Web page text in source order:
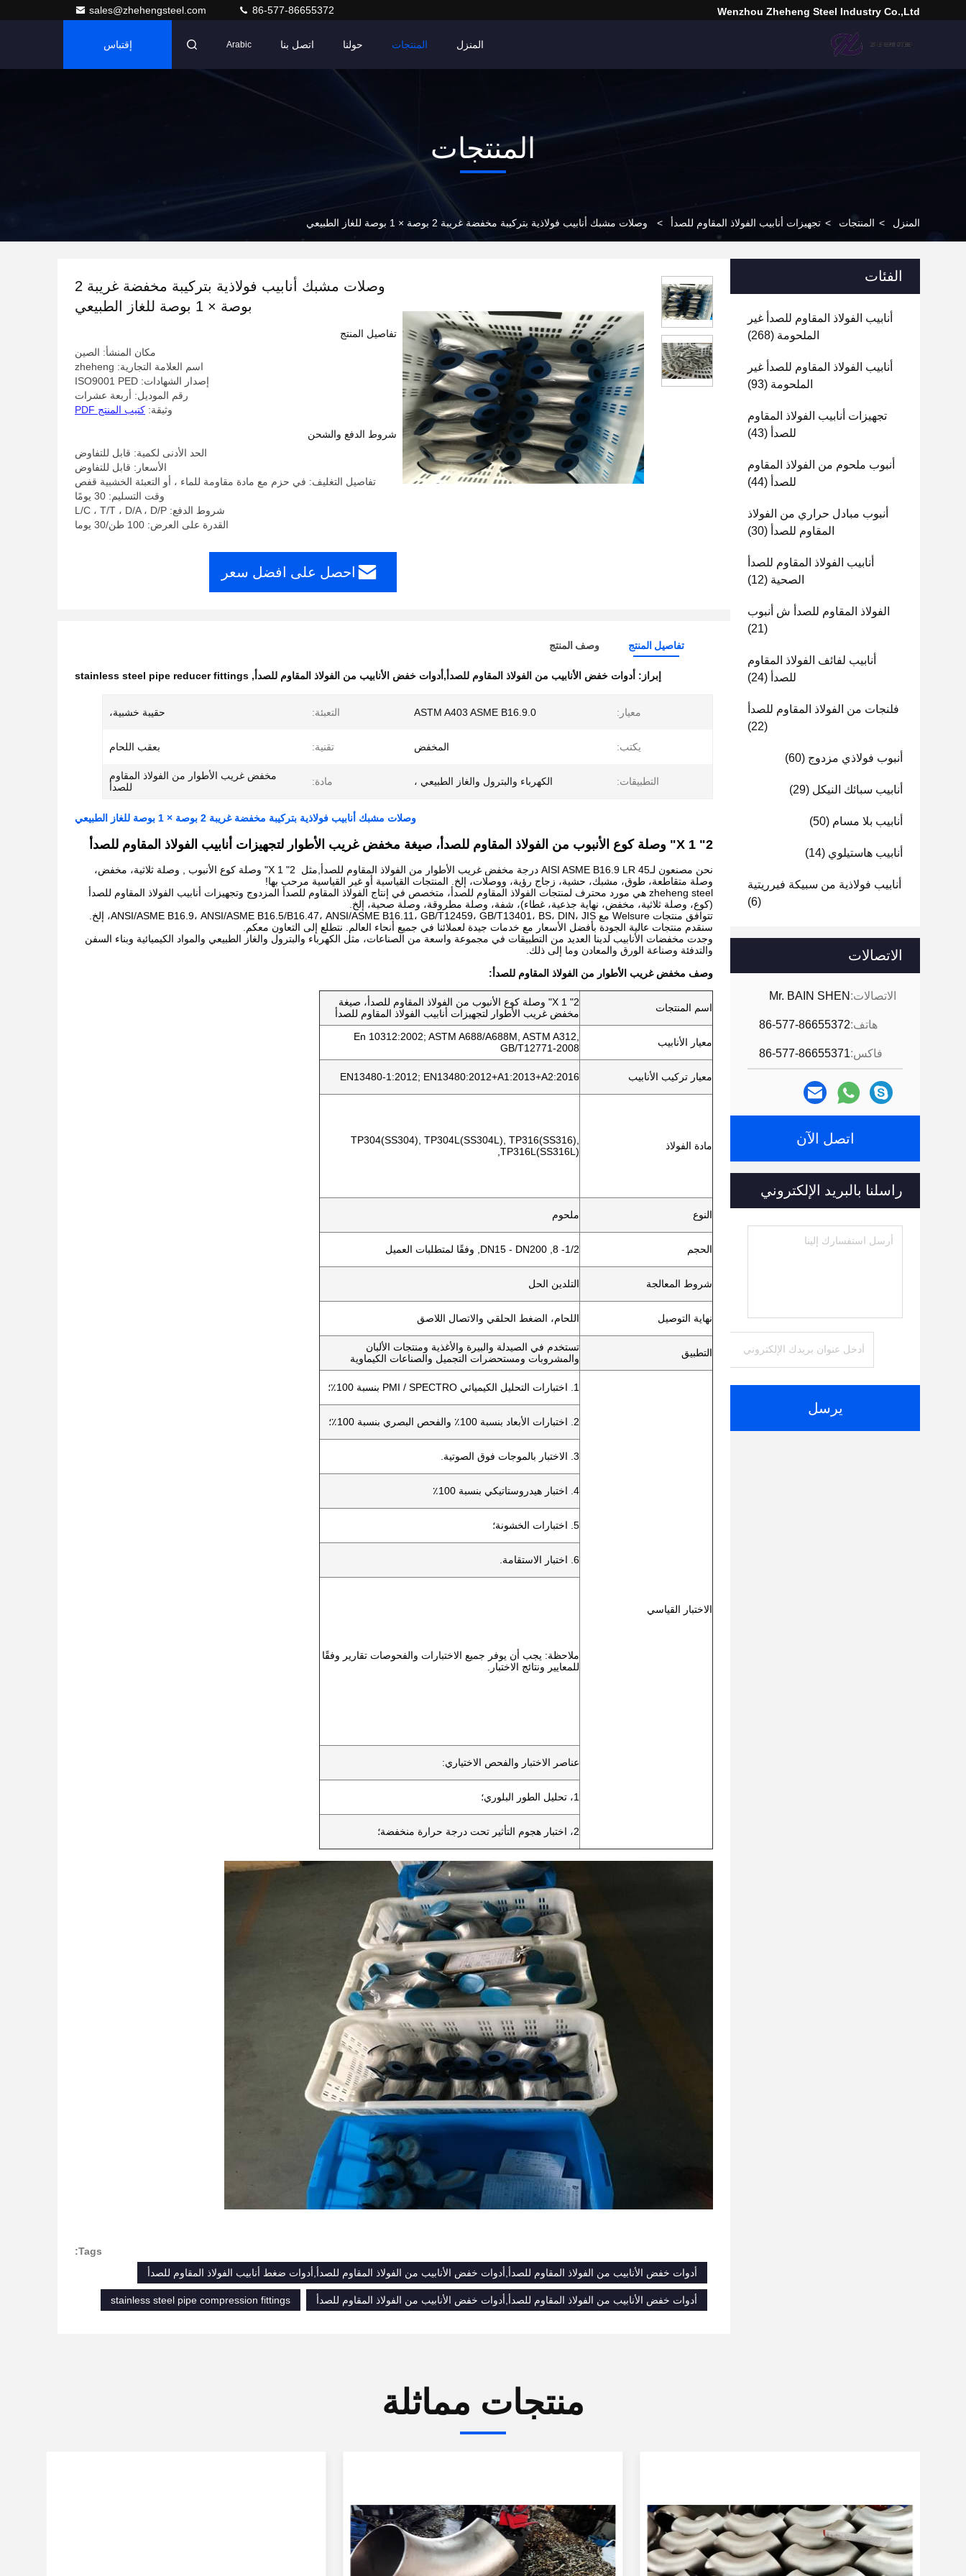
Wenzhou Zheheng Steel Industry Co.,Ltd
sales@zhehengsteel.com 86-577-86655372
المنزل المنتجات حولنا اتصل بنا Arabic إقتباس
المنتجات
المنزل > المنتجات > تجهيزات أنابيب الفولاذ المقاوم للصدأ > وصلات مشبك أنابيب فولاذية بتركيبة مخفضة غريبة 2 بوصة × 1 بوصة للغاز الطبيعي
الفئات
أنابيب الفولاذ المقاوم للصدأ غير
الملحومة (268)
أنابيب الفولاذ المقاوم للصدأ غير
الملحومة (93)
تجهيزات أنابيب الفولاذ المقاوم
للصدأ (43)
أنبوب ملحوم من الفولاذ المقاوم
للصدأ (44)
أنبوب مبادل حراري من الفولاذ
المقاوم للصدأ (30)
أنابيب الفولاذ المقاوم للصدأ
الصحية (12)
الفولاذ المقاوم للصدأ ش أنبوب
(21)
أنابيب لفائف الفولاذ المقاوم
للصدأ (24)
فلنجات من الفولاذ المقاوم للصدأ
(22)
أنبوب فولاذي مزدوج (60)
أنابيب سبائك النيكل (29)
أنابيب بلا مسام (50)
أنابيب هاستيلوي (14)
أنابيب فولاذية من سبيكة فيرريتية
(6)
الاتصالات
الاتصالات: Mr. BAIN SHEN
هاتف:86-577-86655372
فاكس:86-577-86655371
اتصل الآن
راسلنا بالبريد الإلكتروني
يرسل
وصلات مشبك أنابيب فولاذية بتركيبة مخفضة غريبة 2
بوصة × 1 بوصة للغاز الطبيعي
تفاصيل المنتج
مكان المنشأ: الصين
اسم العلامة التجارية: zheheng
إصدار الشهادات: ISO9001 PED
رقم الموديل: أربعة عشرات
وثيقة: كتيب المنتج PDF
شروط الدفع والشحن
الحد الأدنى لكمية: قابل للتفاوض
الأسعار: قابل للتفاوض
تفاصيل التغليف: في حزم مع مادة مقاومة للماء ، أو التعبئة الخشبية قفص
وقت التسليم: 30 يومًا
شروط الدفع: L/C ، T/T ، D/A ، D/P
القدرة على العرض: 100 طن/30 يوما
احصل على افضل سعر
تفاصيل المنتج وصف المنتج
إبراز: أدوات خفض الأنابيب من الفولاذ المقاوم للصدأ,أدوات خفض الأنابيب من الفولاذ المقاوم للصدأ ,
stainless steel pipe reducer fittings
معيار: ASTM A403 ASME B16.9.0 التعبئة: حقيبة خشبية،
يكتب: المخفض تقنية: بعقب اللحام
التطبيقات: الكهرباء والبترول والغاز الطبيعي ، مادة:
مخفض غريب الأطوار من الفولاذ المقاوم
للصدأ
وصلات مشبك أنابيب فولاذية بتركيبة مخفضة غريبة 2 بوصة × 1 بوصة للغاز الطبيعي
2" X 1" وصلة كوع الأنبوب من الفولاذ المقاوم للصدأ، صيغة مخفض غريب الأطوار لتجهيزات أنابيب الفولاذ المقاوم للصدأ
نحن مصنعون لـAISI ASME B16.9 LR 45 درجة مخفض غريب الأطوار من الفولاذ المقاوم للصدأ, مثل 2" X 1" وصلة كوع الأنبوب
, وصلة ثلاثية، مخفض،
وصلة متقاطعة، طوق، مشبك، حشية، زجاج رؤية، ووصلات، إلخ. المنتجات القياسية أو غير القياسية مرحب بها!
zheheng steel هي مورد محترف لمنتجات الفولاذ المقاوم للصدأ، متخصص في إنتاج الفولاذ المقاوم للصدأ المزدوج وتجهيزات أنابيب الفولاذ المقاوم للصدأ
(كوع، وصلة ثلاثية، مخفض، نهاية جذعية، غطاء)، شفة، وصلة مطروقة، وصلة صحية، إلخ.
تتوافق منتجات Welsure مع ANSI/ASME B16.9، ANSI/ASME B16.5/B16.47، ANSI/ASME B16.11، GB/T12459، GB/T13401، BS، DIN، JIS، إلخ.
سنقدم منتجات عالية الجودة بأفضل الأسعار مع خدمات جيدة لعملائنا في جميع أنحاء العالم. نتطلع إلى التعاون معكم.
وجدت مخفضات الأنابيب لدينا العديد من التطبيقات في مجموعة واسعة من الصناعات، مثل الكهرباء والبترول والغاز الطبيعي والمواد الكيميائية وبناء السفن
والتدفئة وصناعة الورق والمعادن وما إلى ذلك.
وصف مخفض غريب الأطوار من الفولاذ المقاوم للصدأ:
اسم المنتجات
2" X 1" وصلة كوع الأنبوب من الفولاذ المقاوم للصدأ، صيغة
مخفض غريب الأطوار لتجهيزات أنابيب الفولاذ المقاوم للصدأ
معيار الأنابيب
En 10312:2002; ASTM A688/A688M, ASTM A312,
GB/T12771-2008
معيار تركيب الأنابيب EN13480-1:2012; EN13480:2012+A1:2013+A2:2016
مادة الفولاذ
TP304(SS304), TP304L(SS304L), TP316(SS316),
TP316L(SS316L),
النوع ملحوم
الحجم 1/2- 8, DN15 - DN200, وفقًا لمتطلبات العميل
شروط المعالجة التلدين الحل
نهاية التوصيل اللحام، الضغط الحلقي والاتصال اللاصق
التطبيق
تستخدم في الصيدلة والبيرة والأغذية ومنتجات الألبان
والمشروبات ومستحضرات التجميل والصناعات الكيماوية
الاختبار القياسي
1. اختبارات التحليل الكيميائي PMI / SPECTRO بنسبة 100٪؛
2. اختبارات الأبعاد بنسبة 100٪ والفحص البصري بنسبة 100٪؛
3. الاختبار بالموجات فوق الصوتية.
4. اختبار هيدروستاتيكي بنسبة 100٪
5. اختبارات الخشونة؛
6. اختبار الاستقامة.
ملاحظة: يجب أن يوفر جميع الاختبارات والفحوصات تقارير وفقًا
للمعايير ونتائج الاختبار.
عناصر الاختبار والفحص الاختياري:
1، تحليل الطور البلوري؛
2، اختبار هجوم التأثير تحت درجة حرارة منخفضة؛
Tags:
أدوات خفض الأنابيب من الفولاذ المقاوم للصدأ,أدوات خفض الأنابيب من الفولاذ المقاوم للصدأ,أدوات ضغط أنابيب الفولاذ المقاوم للصدأ
أدوات خفض الأنابيب من الفولاذ المقاوم للصدأ,أدوات خفض الأنابيب من الفولاذ المقاوم للصدأ stainless steel pipe compression fittings
منتجات مماثلة